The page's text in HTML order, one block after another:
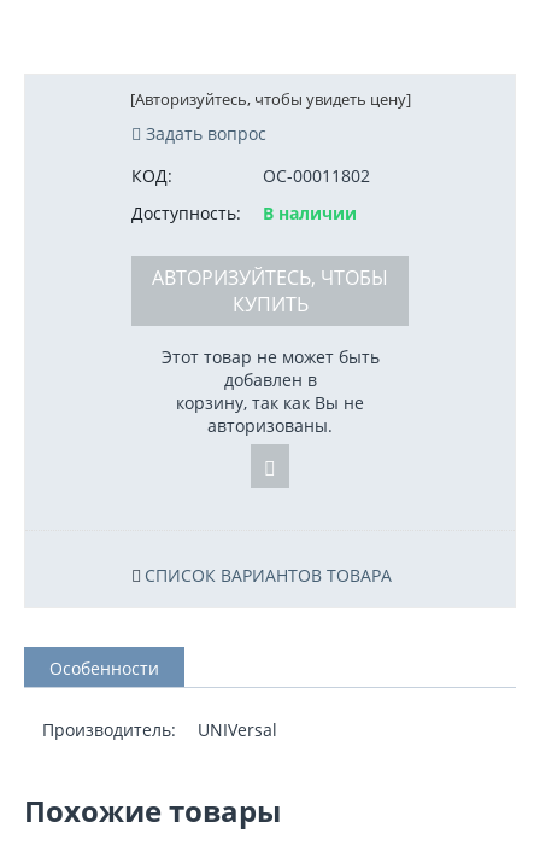
[Авторизуйтесь, чтобы увидеть цену]
Задать вопрос
КОД:
ОС-00011802
Доступность:
В наличии
АВТОРИЗУЙТЕСЬ, ЧТОБЫ
КУПИТЬ
Этот товар не может быть
добавлен в
корзину, так как Вы не
авторизованы.
СПИСОК ВАРИАНТОВ ТОВАРА
Особенности
Производитель: UNIVersal
Похожие товары